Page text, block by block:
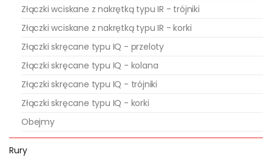
Złączki wciskane z nakrętką typu IR - trójniki
Złączki wciskane z nakrętką typu IR - korki
Złączki skręcane typu IQ - przeloty
Złączki skręcane typu IQ - kolana
Złączki skręcane typu IQ - trójniki
Złączki skręcane typu IQ - korki
Obejmy
Rury